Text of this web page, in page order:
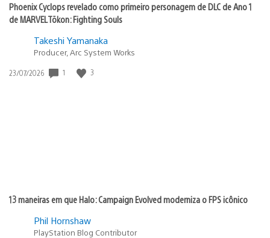
Phoenix Cyclops revelado como primeiro personagem de DLC de Ano 1
de MARVEL Tōkon: Fighting Souls
Takeshi Yamanaka
Producer, Arc System Works
Data
23/07/2026 1 3
13 maneiras em que Halo: Campaign Evolved moderniza o FPS icônico
Phil Hornshaw
PlayStation Blog Contributor